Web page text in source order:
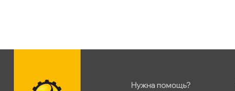
Нужна помощь?